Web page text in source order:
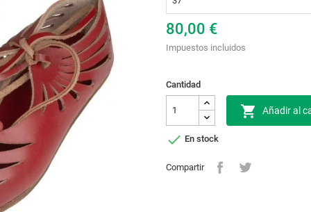
80,00 €
Impuestos incluidos
Cantidad
 Añadir al
 En stock
Compartir